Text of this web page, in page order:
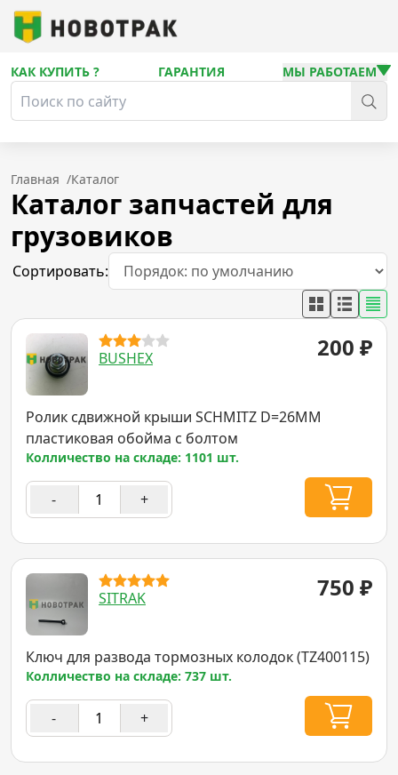
КАК КУПИТЬ ? ГАРАНТИЯ МЫ РАБОТАЕМ
Главная /Каталог
Каталог запчастей для
грузовиков
Сортировать:
BUSHEX 200 ₽
Ролик сдвижной крыши SCHMITZ D=26MM
пластиковая обойма с болтом
Колличество на складе: 1101 шт.
- +
SITRAK 750 ₽
Ключ для развода тормозных колодок (TZ400115)
Колличество на складе: 737 шт.
- +